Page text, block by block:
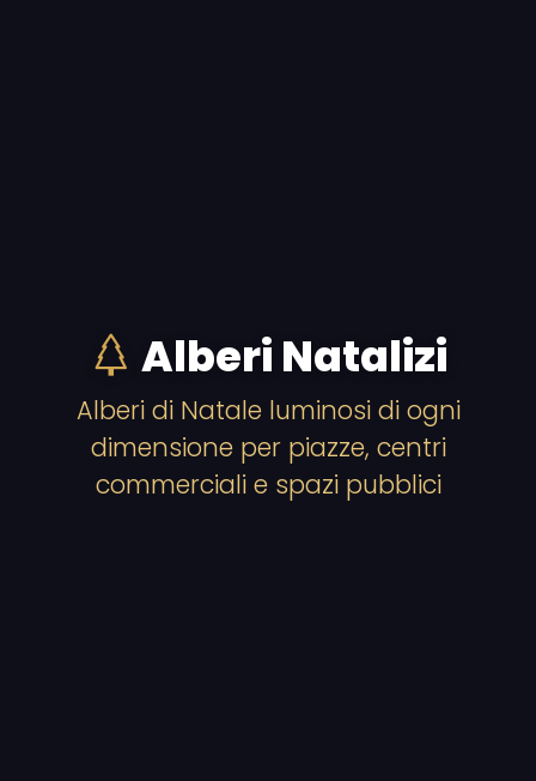
Alberi Natalizi
Alberi di Natale luminosi di ogni
dimensione per piazze, centri
commerciali e spazi pubblici